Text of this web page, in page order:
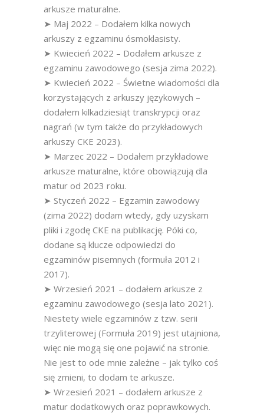
arkusze maturalne.
➤ Maj 2022 – Dodałem kilka nowych
arkuszy z egzaminu ósmoklasisty.
➤ Kwiecień 2022 – Dodałem arkusze z
egzaminu zawodowego (sesja zima 2022).
➤ Kwiecień 2022 – Świetne wiadomości dla
korzystających z arkuszy językowych –
dodałem kilkadziesiąt transkrypcji oraz
nagrań (w tym także do przykładowych
arkuszy CKE 2023).
➤ Marzec 2022 – Dodałem przykładowe
arkusze maturalne, które obowiązują dla
matur od 2023 roku.
➤ Styczeń 2022 – Egzamin zawodowy
(zima 2022) dodam wtedy, gdy uzyskam
pliki i zgodę CKE na publikację. Póki co,
dodane są klucze odpowiedzi do
egzaminów pisemnych (formuła 2012 i
2017).
➤ Wrzesień 2021 – dodałem arkusze z
egzaminu zawodowego (sesja lato 2021).
Niestety wiele egzaminów z tzw. serii
trzyliterowej (Formuła 2019) jest utajniona,
więc nie mogą się one pojawić na stronie.
Nie jest to ode mnie zależne – jak tylko coś
się zmieni, to dodam te arkusze.
➤ Wrzesień 2021 – dodałem arkusze z
matur dodatkowych oraz poprawkowych.